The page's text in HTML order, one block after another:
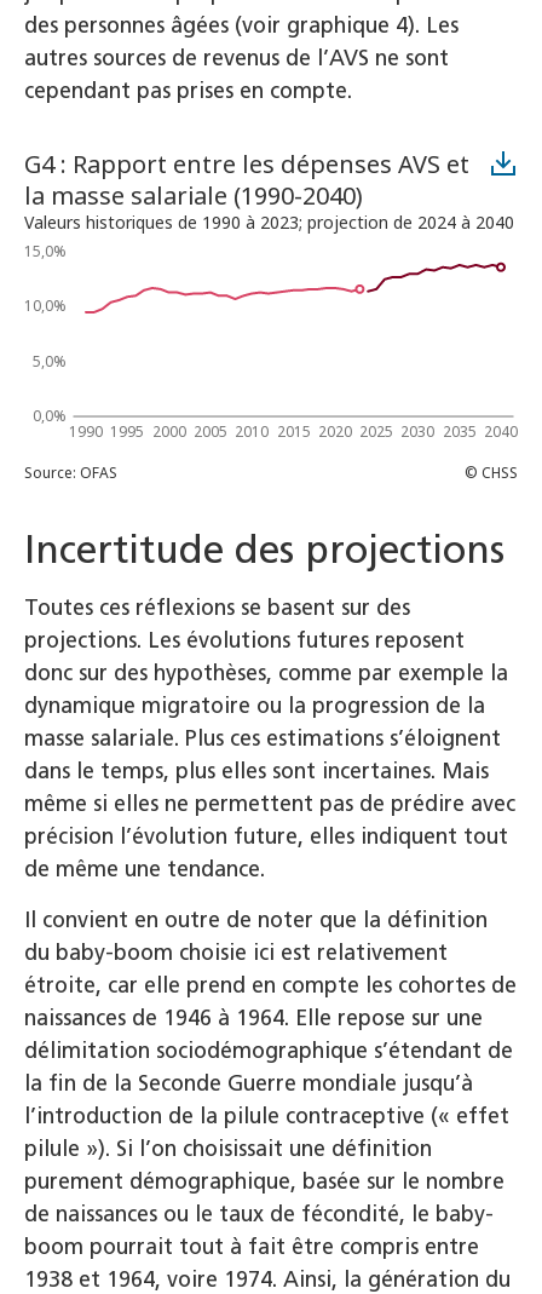
des personnes âgées (voir graphique 4). Les
autres sources de revenus de l’AVS ne sont
cependant pas prises en compte.
Incertitude des projections
Toutes ces réflexions se basent sur des
projections. Les évolutions futures reposent
donc sur des hypothèses, comme par exemple la
dynamique migratoire ou la progression de la
masse salariale. Plus ces estimations s’éloignent
dans le temps, plus elles sont incertaines. Mais
même si elles ne permettent pas de prédire avec
précision l’évolution future, elles indiquent tout
de même une tendance.
Il convient en outre de noter que la définition
du baby-boom choisie ici est relativement
étroite, car elle prend en compte les cohortes de
naissances de 1946 à 1964. Elle repose sur une
délimitation sociodémographique s’étendant de
la fin de la Seconde Guerre mondiale jusqu’à
l’introduction de la pilule contraceptive (« effet
pilule »). Si l’on choisissait une définition
purement démographique, basée sur le nombre
de naissances ou le taux de fécondité, le baby-
boom pourrait tout à fait être compris entre
1938 et 1964, voire 1974. Ainsi, la génération du